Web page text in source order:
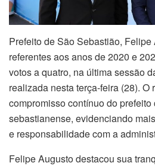
Prefeito de São Sebastião,
referentes aos anos de 2020 e
votos a quatro, na última sessão
realizada nesta terça-feira (28). O
compromisso contínuo do
sebastianense, evidenciando
e responsabilidade com a
Felipe Augusto destacou sua